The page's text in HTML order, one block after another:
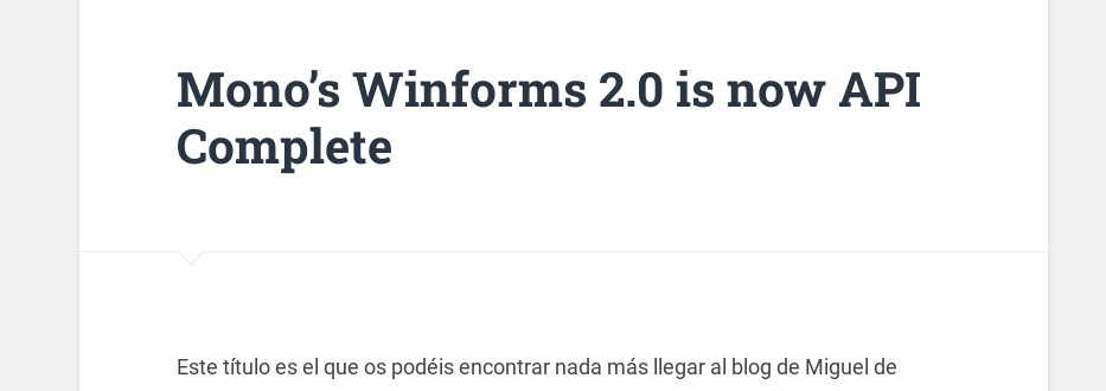
Mono’s Winforms 2.0 is now API
Complete
Este título es el que os podéis encontrar nada más llegar al blog de Miguel de